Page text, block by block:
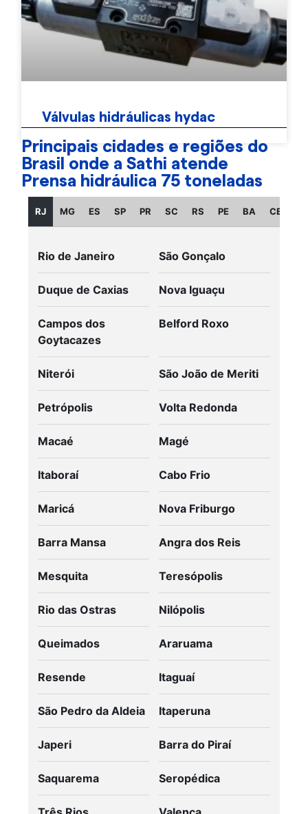
Válvulas hidráulicas hydac
Principais cidades e regiões do
Brasil onde a Sathi atende
Prensa hidráulica 75 toneladas
RJ MG ES SP PR SC RS PE BA CE
Rio de Janeiro São Gonçalo
Duque de Caxias Nova Iguaçu
Campos dos
Goytacazes
Belford Roxo
Niterói São João de Meriti
Petrópolis Volta Redonda
Macaé Magé
Itaboraí Cabo Frio
Maricá Nova Friburgo
Barra Mansa Angra dos Reis
Mesquita Teresópolis
Rio das Ostras Nilópolis
Queimados Araruama
Resende Itaguaí
São Pedro da Aldeia Itaperuna
Japeri Barra do Piraí
Saquarema Seropédica